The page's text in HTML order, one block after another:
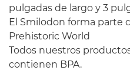
pulgadas de largo y 3
El Smilodon forma parte
Prehistoric World
Todos nuestros
contienen BPA.